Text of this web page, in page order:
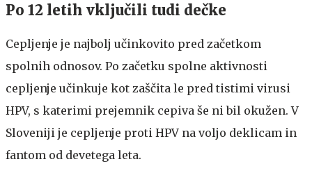
Po 12 letih vključili tudi dečke
Cepljenje je najbolj učinkovito pred začetkom
spolnih odnosov. Po začetku spolne aktivnosti
cepljenje učinkuje kot zaščita le pred tistimi virusi
HPV, s katerimi prejemnik cepiva še ni bil okužen. V
Sloveniji je cepljenje proti HPV na voljo deklicam in
fantom od devetega leta.